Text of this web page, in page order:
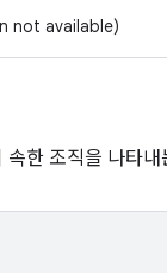
not available)
한 조직을 나타